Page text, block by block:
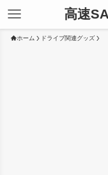
高速
ホーム ドライブ関連グッズ